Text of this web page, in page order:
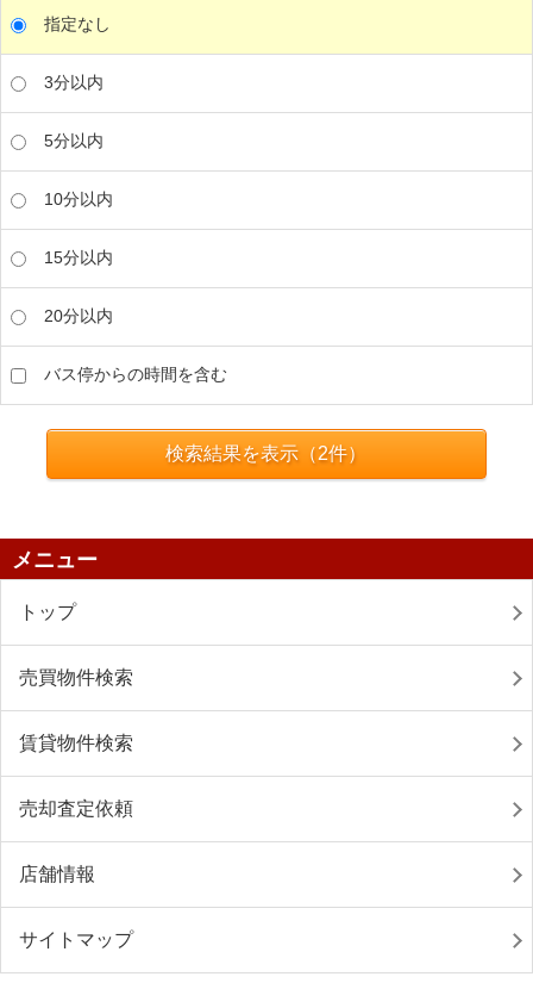
指定なし
3分以内
5分以内
10分以内
15分以内
20分以内
バス停からの時間を含む
検索結果を表示（2件）
メニュー
トップ
売買物件検索
賃貸物件検索
売却査定依頼
店舗情報
サイトマップ